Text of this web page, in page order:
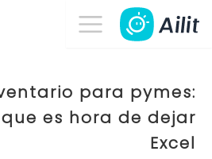
para pymes:
es hora de dejar
Excel